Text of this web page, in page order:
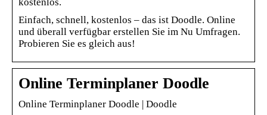
Einfach, schnell, kostenlos – das ist Doodle. Online
und überall verfügbar erstellen Sie im Nu Umfragen.
Probieren Sie es gleich aus!
Online Terminplaner Doodle
Online Terminplaner Doodle | Doodle